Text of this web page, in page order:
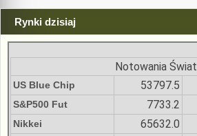
Rynki dzisiaj
Notowania Świat
US Blue Chip 53797.5
S&P500 Fut 7733.2
Nikkei 65632.0